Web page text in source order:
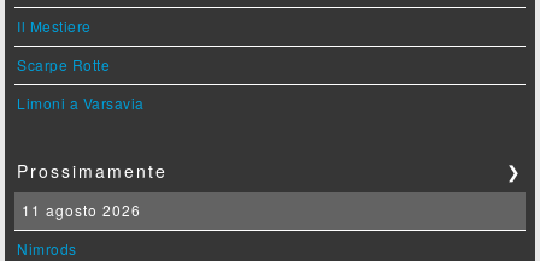
Il Mestiere
Scarpe Rotte
Limoni a Varsavia
Prossimamente ❯
11 agosto 2026
Nimrods